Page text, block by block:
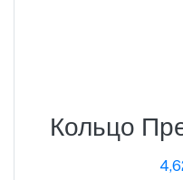
Кольцо